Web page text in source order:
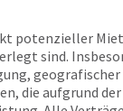
potenzieller
sind.
die aufgrund